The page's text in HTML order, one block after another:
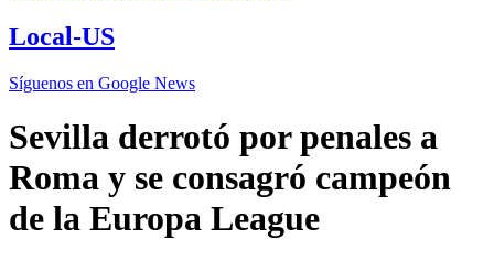
Local-US
Síguenos en Google News
Sevilla derrotó por penales a
Roma y se consagró campeón
de la Europa League